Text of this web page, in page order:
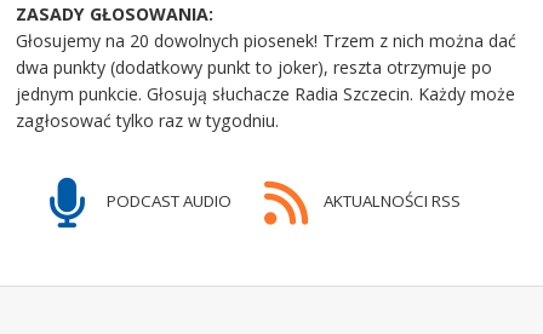
ZASADY GŁOSOWANIA:
Głosujemy na 20 dowolnych piosenek! Trzem z nich można dać
dwa punkty (dodatkowy punkt to joker), reszta otrzymuje po
jednym punkcie. Głosują słuchacze Radia Szczecin. Każdy może
zagłosować tylko raz w tygodniu.
PODCAST AUDIO AKTUALNOŚCI RSS